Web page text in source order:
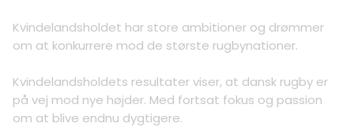
Kvindelandsholdet har store ambitioner og drømmer
om at konkurrere mod de største rugbynationer.
Kvindelandsholdets resultater viser, at dansk rugby er
på vej mod nye højder. Med fortsat fokus og passion
om at blive endnu dygtigere.